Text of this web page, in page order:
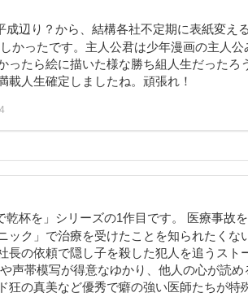
成辺り？から、結構各社不定期に表紙変え
かったです。主人公君は少年漫画の主人公
ったら絵に描いた様な勝ち組人生だったろ
人生確定しましたね。頑張れ！
杯を」シリーズの1作目です。 医療事故
ック」で治療を受けたことを知られたくな
の依頼で隠し子を殺した犯人を追うスト
声帯模写が得意なゆかり、他人の心が読め
狂の真美など優秀で癖の強い医師たちが特